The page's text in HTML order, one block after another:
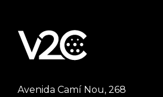
Avenida Camí Nou, 268